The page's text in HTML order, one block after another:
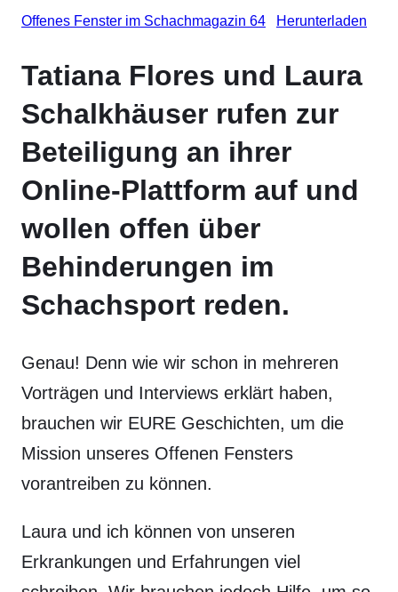
Offenes Fenster im Schachmagazin 64 Herunterladen
Tatiana Flores und Laura
Schalkhäuser rufen zur
Beteiligung an ihrer
Online-Plattform auf und
wollen offen über
Behinderungen im
Schachsport reden.
Genau! Denn wie wir schon in mehreren
Vorträgen und Interviews erklärt haben,
brauchen wir EURE Geschichten, um die
Mission unseres Offenen Fensters
vorantreiben zu können.
Laura und ich können von unseren
Erkrankungen und Erfahrungen viel